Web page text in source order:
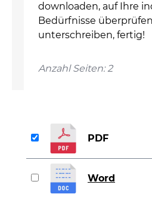
downloaden, auf Ihre
Bedürfnisse
unterschreiben, fertig!
Anzahl Seiten: 2
PDF
Word